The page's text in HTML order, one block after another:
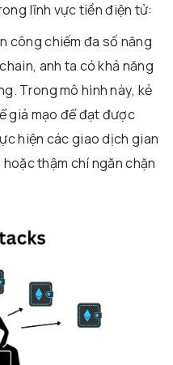
lĩnh vực tiền điện tử:
công chiếm đa số năng
anh ta có khả năng
Trong mô hình này, kẻ
giả mạo để đạt được
hiện các giao dịch gian
thậm chí ngăn chặn